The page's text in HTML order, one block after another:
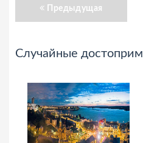
Предыдущая
Случайные